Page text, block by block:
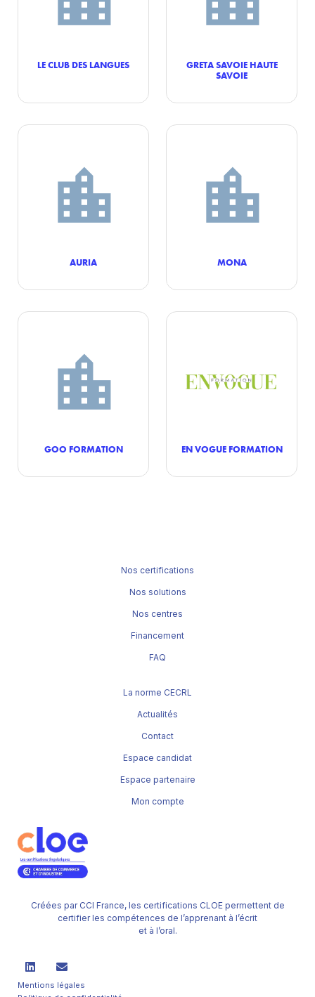
LE CLUB DES LANGUES
GRETA SAVOIE HAUTE
SAVOIE
AURIA MONA
GOO FORMATION EN VOGUE FORMATION
Créées par CCI France, les certifications CLOE permettent de
certifier les compétences de l’apprenant à l’écrit
et à l’oral.
Mentions légales
Nos certifications
Nos solutions
Nos centres
Financement
FAQ
La norme CECRL
Actualités
Contact
Espace candidat
Espace partenaire
Mon compte